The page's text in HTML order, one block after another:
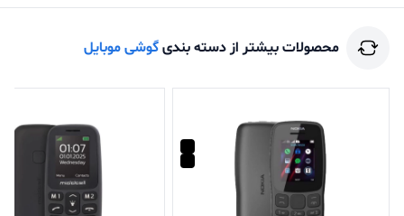
محصولات بیشتر از دسته بندیگوشی موبایل